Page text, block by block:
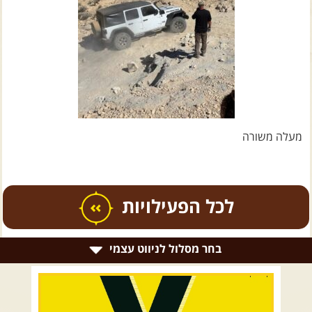
צרו קשר עם שבילים
אודות יואב קווה והאתר שבילים
מעלה משורה
כל הפעילויות
. טיולים מודרכים בארץ .
בחר מסלול לניווט עצמי
רמת הגולן וגליל עליון